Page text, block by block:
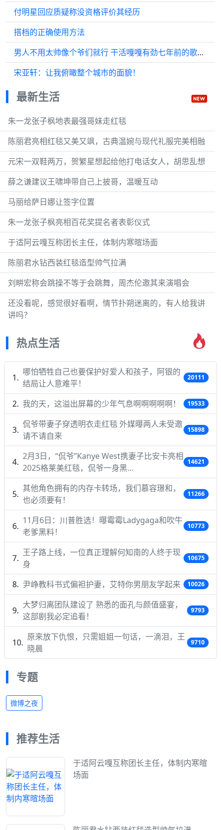
付明星回应质疑称没资格评价其经历
搭档的正确使用方法
男人不用太帅像个爷们就行 干活嘎嘎有劲七年前的歌可以反复听 七年前的人
宋亚轩：让我俯瞰整个城市的面貌！
最新生活
朱一龙张子枫地表最强哥妹走红毯
陈丽君亮相红毯又美又飒，古典温婉与现代礼服完美相融
元宋一双鞋两万，贺繁星想起给他打电话女人，胡思乱想
薛之谦建议王啸坤带自己上披哥，温暖互动
马丽给萨日娜让签字位置
朱一龙张子枫亮相百花奖提名者表彰仪式
于适阿云嘎互称团长主任，体制内寒暄场面
陈丽君水钻西装红毯造型帅气拉满
刘畊宏称会跳操不等于会跳舞，周杰伦邀其来演唱会
还没看呢，感觉很好看啊，情节扑朔迷离的，有人给我讲
讲吗？
热点生活
哪怕牺牲自己也要保护好爱人和孩子，阿银的
结局让人意难平！
20111
我的天，这溢出屏幕的少年气息啊啊啊啊啊！ 19533
侃爷带妻子穿透明衣走红毯 外媒曝两人未受邀
请不请自来
15898
2月3日，“侃爷”Kanye West携妻子比安卡亮相
2025格莱美红毯，侃爷一身黑…
14621
其他角色拥有的内存卡转场，我们慕容璟和，
也必须要有！
11266
11月6日：川普胜选！曝霉霉Ladygaga和吹牛
老爹黑料！
10773
王子路上线，一位真正理解何知南的人终于现
身
10675
尹峥教科书式偏袒护妻，艾特你男朋友学起来 10026
大梦归离团队建设了 熟悉的面孔与颜值盛宴，
这部剧我必定追看！
9793
原来放下仇恨，只需姐姐一句话，一滴泪，王
晓晨
9710
专题
微博之夜
推荐生活
于适阿云嘎互称团长主任，体制内寒暄
场面